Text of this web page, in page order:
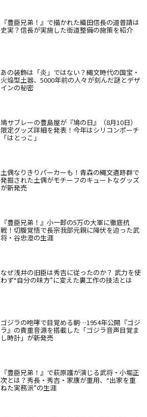
『豊臣兄弟！』で描かれた織田信長の道普請は
史実？信長が実施した街道整備の施策を紹介
あの装飾は「炎」ではない？縄文時代の国宝・
火焔型土器、5000年前の人々が刻んだ謎とデザ
インの秘密
鳩サブレーの豊島屋が『鳩の日』（8月10日）
限定グッズ詳細を発表！今年はシリコンポーチ
「はとっこ」
土偶なりきりパーカーも！青森の縄文遺跡群で
発掘された土偶がモチーフのキュートなグッズ
が新発売
『豊臣兄弟！』小一郎の5万の大軍に徹底抗
戦！切腹覚悟で長宗我部元親に降伏を迫った武
将・谷忠澄の生涯
なぜ浅井の旧臣は秀吉に従ったのか？ 武力を使
わず“自分の味方”に変えた裏工作の技法とは
ゴジラの咆哮で目覚める朝…1954年公開『ゴジ
ラ』の貴重音源を搭載した「ゴジラ音声目覚ま
し時計」が新発売
『豊臣兄弟！』で萩原護が演じる武将・小堀正
次とは？秀長・秀吉・家康が重用、“出家を重
ねた実務派”の生涯